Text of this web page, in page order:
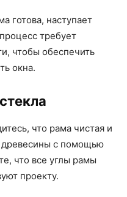
готова, наступает
требует
чтобы обеспечить
окна.
что рама чистая и
древесины с помощью
что все углы рамы
проекту.